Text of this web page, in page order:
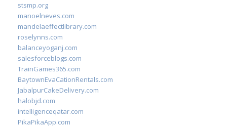
stsmp.org
manoelneves.com
mandelaeffectlibrary.com
roselynns.com
balanceyoganj.com
salesforceblogs.com
TrainGames365.com
BaytownEvaCationRentals.com
JabalpurCakeDelivery.com
halobjd.com
intelligenceqatar.com
PikaPikaApp.com